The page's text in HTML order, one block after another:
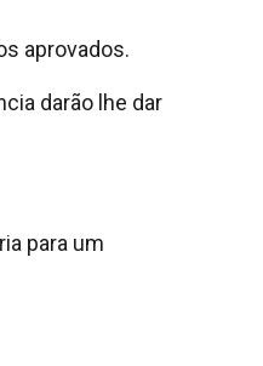
aprovados.
darão lhe dar
para um